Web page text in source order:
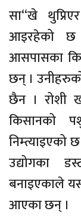
सा“खे
आइरहेको छ
आसपासका
छन् ।
छैन । रोशी
किसानको
निम्त्याइएको
उद्योगका
बनाइएकाले
आएका छन् ।